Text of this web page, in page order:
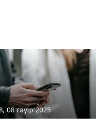
08 сәуір 2025